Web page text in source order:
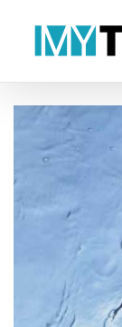
View
Larger